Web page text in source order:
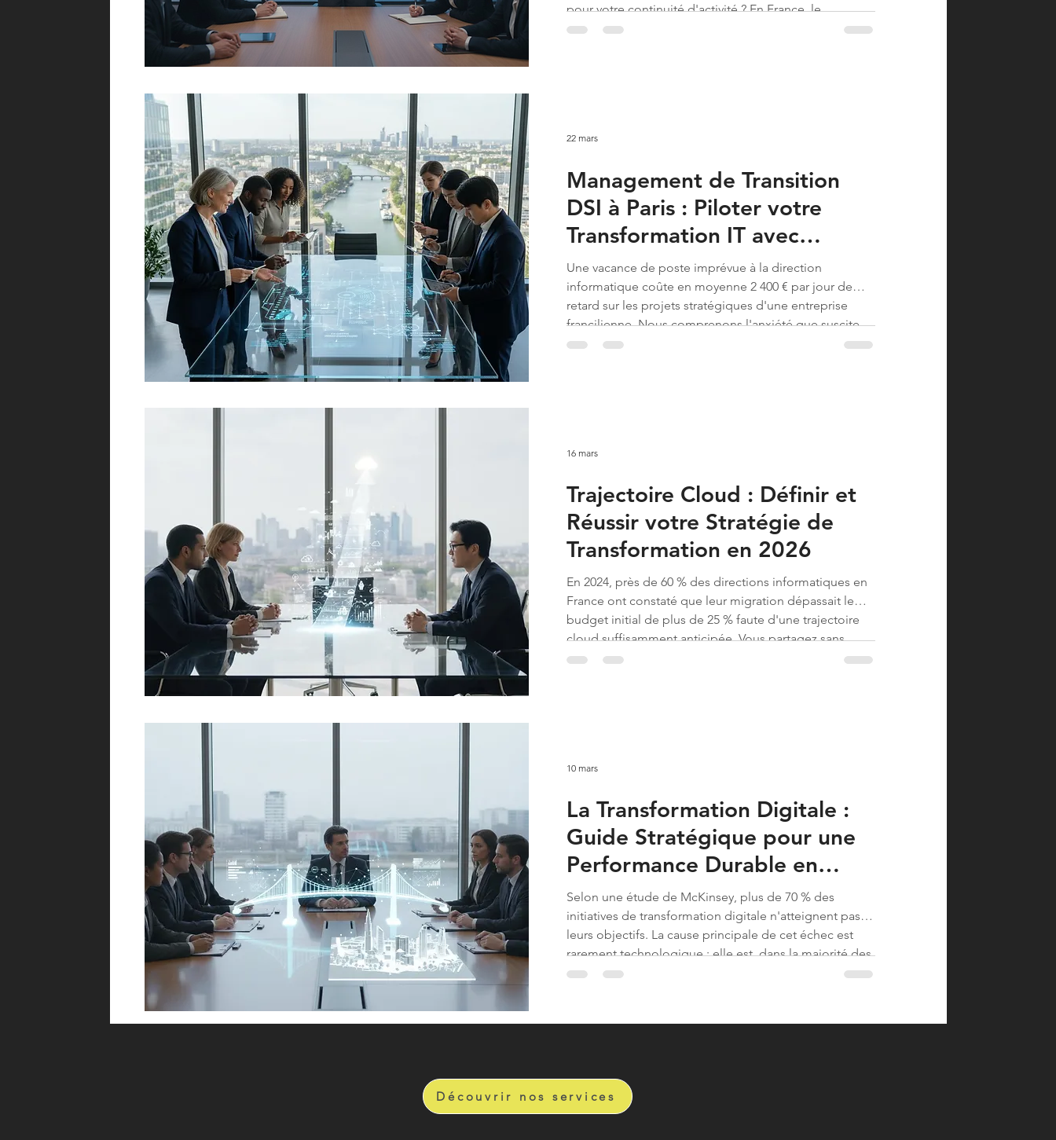
pour votre continuité d'activité ? En France, le
recrutement d'un cadre dirigeant IT prend en moyenne
22 mars
Management de Transition
DSI à Paris : Piloter votre
Transformation IT avec
Sérénité
Une vacance de poste imprévue à la direction
informatique coûte en moyenne 2 400 € par jour de
retard sur les projets stratégiques d'une entreprise
francilienne. Nous comprenons l'anxiété que suscite
cette rupture de gouvernance, particulièrement quand
16 mars
Trajectoire Cloud : Définir et
Réussir votre Stratégie de
Transformation en 2026
En 2024, près de 60 % des directions informatiques en
France ont constaté que leur migration dépassait le
budget initial de plus de 25 % faute d'une trajectoire
cloud suffisamment anticipée. Vous partagez sans
doute ce constat : la complexité de la gestion hybride
10 mars
La Transformation Digitale :
Guide Stratégique pour une
Performance Durable en
2026
Selon une étude de McKinsey, plus de 70 % des
initiatives de transformation digitale n'atteignent pas
leurs objectifs. La cause principale de cet échec est
rarement technologique ; elle est, dans la majorité des
cas, profondément humaine. Cette réalité, vous la vivez
Découvrir nos services